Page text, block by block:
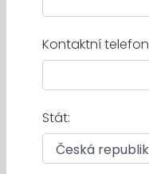
Kontaktní
Stát: